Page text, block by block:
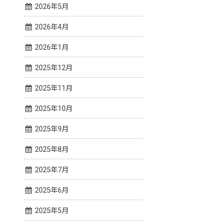
2026年5月
2026年4月
2026年1月
2025年12月
2025年11月
2025年10月
2025年9月
2025年8月
2025年7月
2025年6月
2025年5月